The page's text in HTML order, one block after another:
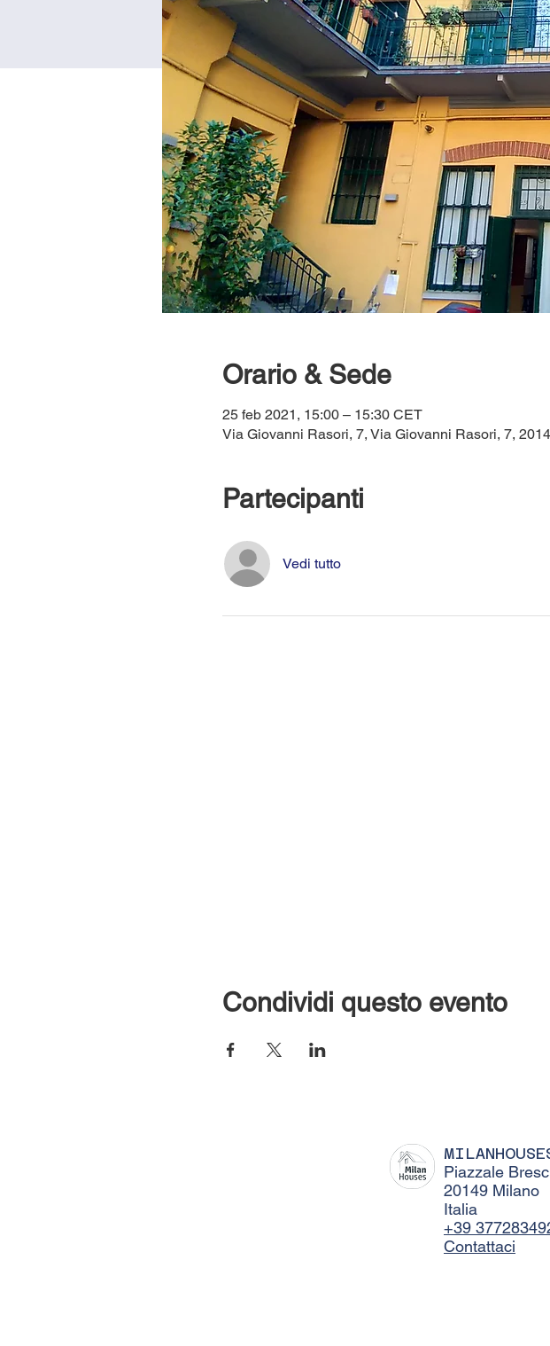
Orario & Sede
25 feb 2021, 15:00 – 15:30 CET
Via Giovanni Rasori, 7, Via Giovanni Rasori, 7,
Partecipanti
Vedi tutto
Condividi questo evento
Piazzale
20149 Milano
Italia
+39
Contattaci